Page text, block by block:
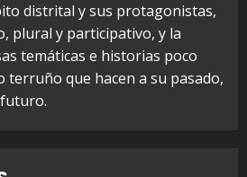
distrital y sus protagonistas,
plural y participativo, y la
temáticas e historias poco
terruño que hacen a su pasado,